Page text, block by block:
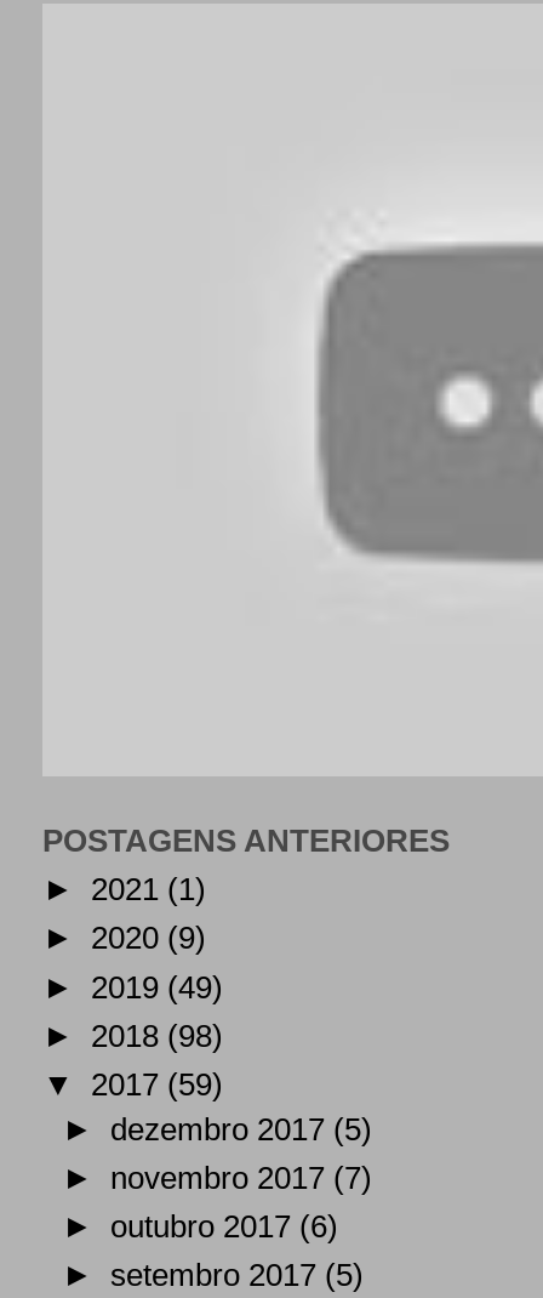
POSTAGENS ANTERIORES
► 2021 (1)
► 2020 (9)
► 2019 (49)
► 2018 (98)
▼ 2017 (59)
► dezembro 2017 (5)
► novembro 2017 (7)
► outubro 2017 (6)
► setembro 2017 (5)